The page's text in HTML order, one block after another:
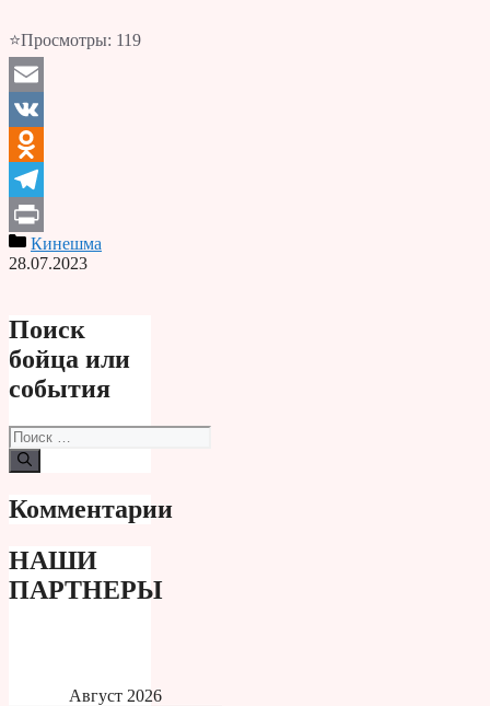
⭐Просмотры: 119
Email
VK
Odnoklassniki
Telegram
PrintКинешма
28.07.2023
Поиск
бойца или
события
Поиск:
Комментарии
НАШИ
ПАРТНЕРЫ
Август 2026